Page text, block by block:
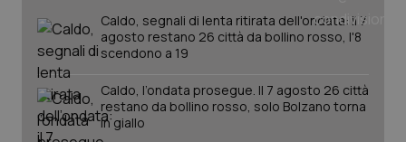
Caldo, segnali di lenta ritirata dell'ondata: il 7
agosto restano 26 città da bollino rosso, l'8
scendono a 19
Caldo, l’ondata prosegue. Il 7 agosto 26 città
restano da bollino rosso, solo Bolzano torna
in giallo
tracking-sites-ironfish-
session-id
www.quotidianosanita.it